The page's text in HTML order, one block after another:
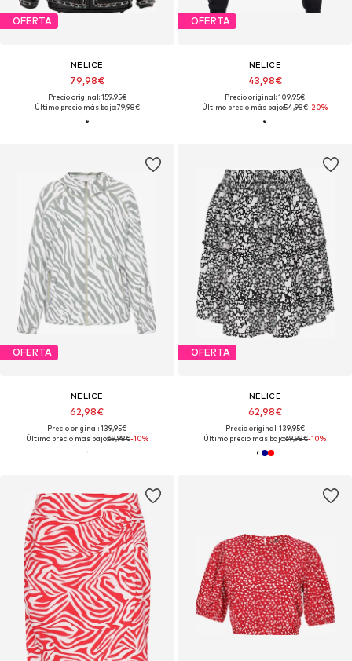
OFERTA
NELICE
79,98€
Precio original: 159,95€
Último precio más bajo:79,98€
OFERTA
NELICE
43,98€
Precio original: 109,95€
Último precio más bajo:54,98€-20%
OFERTA
NELICE
62,98€
Precio original: 139,95€
Último precio más bajo:69,98€-10%
OFERTA
NELICE
62,98€
Precio original: 139,95€
Último precio más bajo:69,98€-10%